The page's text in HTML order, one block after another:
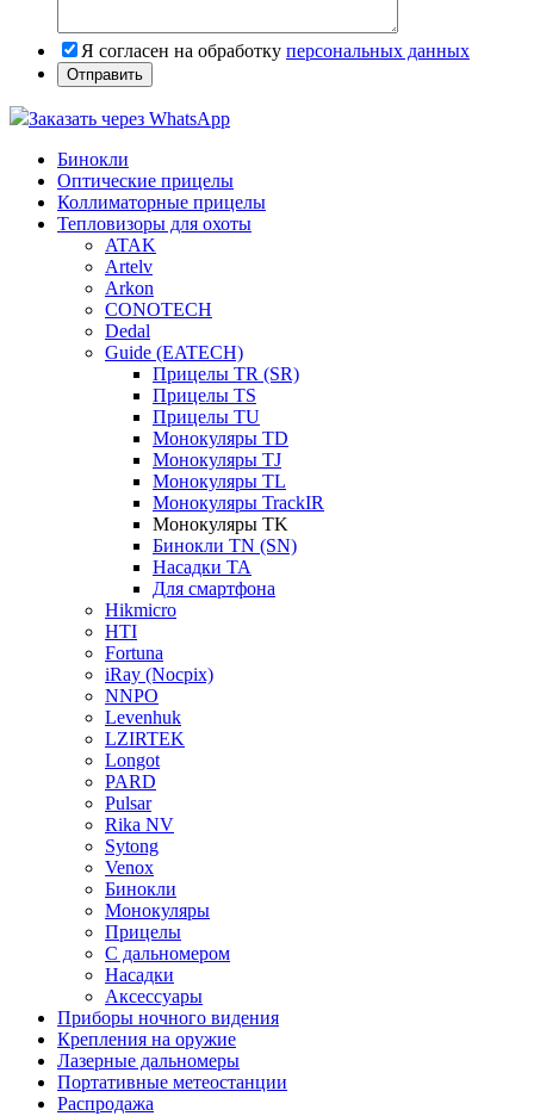
Я согласен на обработку персональных данных
Заказать через WhatsApp
Бинокли
Оптические прицелы
Коллиматорные прицелы
Тепловизоры для охоты
ATAK
Artelv
Arkon
CONOTECH
Dedal
Guide (EATECH)
Прицелы TR (SR)
Прицелы TS
Прицелы TU
Монокуляры TD
Монокуляры TJ
Монокуляры TL
Монокуляры TrackIR
Монокуляры TK
Бинокли TN (SN)
Насадки TA
Для смартфона
Hikmicro
HTI
Fortuna
iRay (Nocpix)
NNPO
Levenhuk
LZIRTEK
Longot
PARD
Pulsar
Rika NV
Sytong
Venox
Бинокли
Монокуляры
Прицелы
С дальномером
Насадки
Аксессуары
Приборы ночного видения
Крепления на оружие
Лазерные дальномеры
Портативные метеостанции
Распродажа